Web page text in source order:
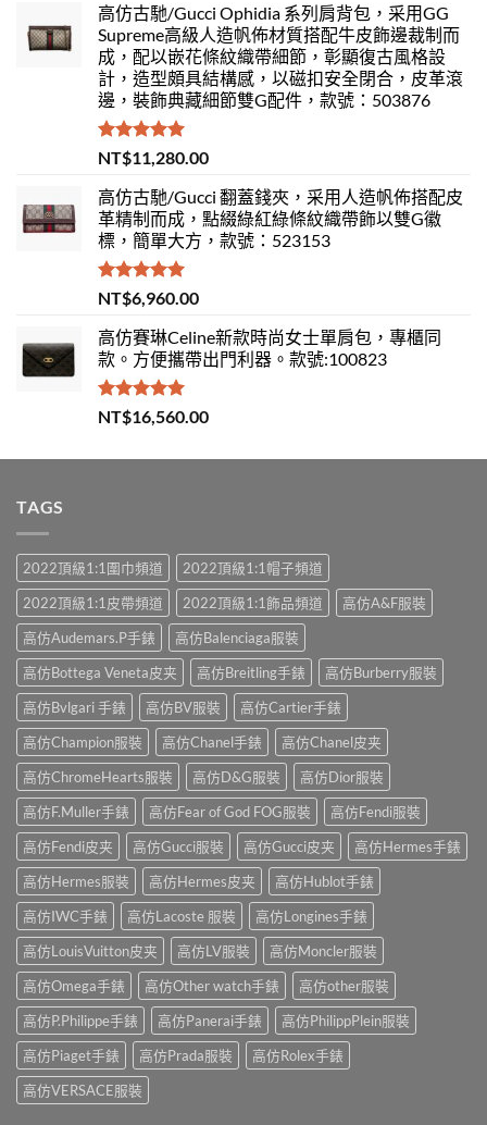
高仿古馳/Gucci Ophidia 系列肩背包，采用GG
Supreme高級人造帆佈材質搭配牛皮飾邊裁制而
成，配以嵌花條紋織帶細節，彰顯復古風格設
計，造型頗具結構感，以磁扣安全閉合，皮革滾
邊，裝飾典藏細節雙G配件，款號：503876
評分5.00
滿分 5
NT$11,280.00
高仿古馳/Gucci 翻蓋錢夾，采用人造帆佈搭配皮
革精制而成，點綴綠紅綠條紋織帶飾以雙G徽
標，簡單大方，款號：523153
評分 5.00
滿分 5
NT$6,960.00
高仿賽琳Celine新款時尚女士單肩包，專櫃同
款。方便攜帶出門利器。款號:100823
評分5.00
滿分 5
NT$16,560.00
TAGS
2022頂級1:1圍巾頻道
2022頂級1:1帽子頻道
2022頂級1:1皮帶頻道
2022頂級1:1飾品頻道
高仿A&F服裝
高仿Audemars.P手錶
高仿Balenciaga服裝
高仿Bottega Veneta皮夹
高仿Breitling手錶
高仿Burberry服裝
高仿Bvlgari 手錶
高仿BV服裝
高仿Cartier手錶
高仿Champion服裝
高仿Chanel手錶
高仿Chanel皮夹
高仿ChromeHearts服裝
高仿D&G服裝
高仿Dior服裝
高仿F.Muller手錶
高仿Fear of God FOG服裝
高仿Fendi服裝
高仿Fendi皮夹
高仿Gucci服裝 高仿Gucci皮夹
高仿Hermes手錶
高仿Hermes服裝
高仿Hermes皮夹
高仿Hublot手錶
高仿IWC手錶
高仿Lacoste 服裝
高仿Longines手錶
高仿LouisVuitton皮夹
高仿LV服裝
高仿Moncler服裝
高仿Omega手錶
高仿Other watch手錶
高仿other服裝
高仿P.Philippe手錶
高仿Panerai手錶
高仿PhilippPlein服裝
高仿Piaget手錶
高仿Prada服裝
高仿Rolex手錶
高仿VERSACE服裝